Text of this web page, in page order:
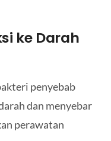
ke Darah
penyebab
dan menyebar
perawatan